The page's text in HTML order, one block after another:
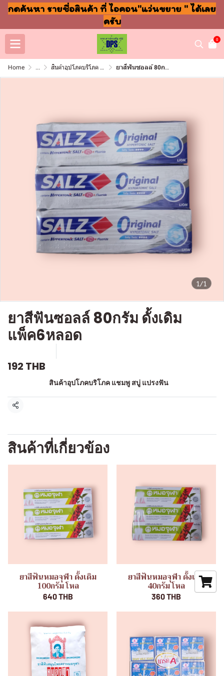
กดค้นหา รายชื่อสินค้า ที่ ไอคอน"แว่นขยาย " ได้เลย
ครับ
0
Home ... สินค้าอุปโภคบริโภค แชมพู สบู่ แปรงฟัน ยาสีฟันซอลล์ 80กรัม ดั้งเดิม แพ็ค6หลอด
1/1
ยาสีฟันซอลล์ 80กรัม ดั้งเดิม
แพ็ค6หลอด
192 THB
สินค้าอุปโภคบริโภค แชมพู สบู่ แปรงฟัน
แชร์
สินค้าที่เกี่ยวข้อง
ยาสีฟันหมอจุฬา ดั้งเดิม
100กรัม โหล
640 THB
ยาสีฟันหมอจุฬา ดั้งเดิม
40กรัม โหล
360 THB